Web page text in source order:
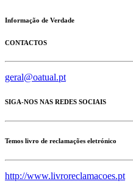
Informação de Verdade
CONTACTOS
geral@oatual.pt
SIGA-NOS NAS REDES SOCIAIS
Temos livro de reclamações eletrónico
http://www.livroreclamacoes.pt